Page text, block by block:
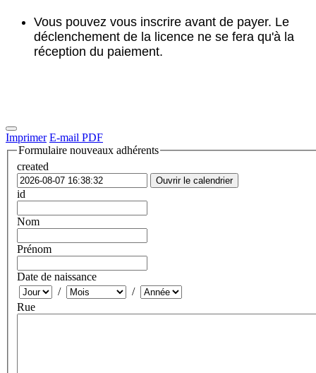
Vous pouvez vous inscrire avant de payer. Le
déclenchement de la licence ne se fera qu'à la
réception du paiement.
Imprimer E-mail PDF
Formulaire nouveaux adhérents
created
Ouvrir le calendrier
id
Nom
Prénom
Date de naissance
/
/
Rue